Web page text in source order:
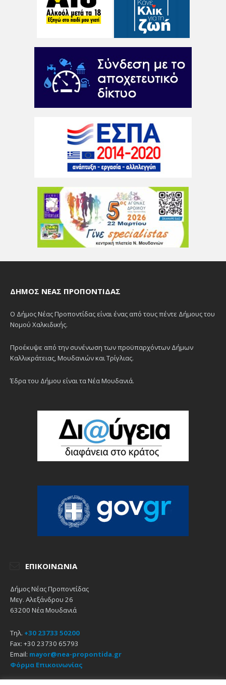
ΔΉΜΟΣ ΝΈΑΣ ΠΡΟΠΟΝΤΊΔΑΣ
Ο Δήμος Νέας Προποντίδας είναι ένας από τους πέντε Δήμους του
Νομού Χαλκιδικής.
Προέκυψε από την συνένωση των προϋπαρχόντων Δήμων
Καλλικράτειας, Μουδανιών και Τρίγλιας.
Έδρα του Δήμου είναι τα Νέα Μουδανιά.
ΕΠΙΚΟΙΝΩΝΊΑ
Δήμος Νέας Προποντίδας
Μεγ. Αλεξάνδρου 26
63200 Νέα Μουδανιά
Τηλ. +30 23733 50200
Fax: +30 23730 65793
Email: mayor@nea-propontida.gr
Φόρμα Επικοινωνίας